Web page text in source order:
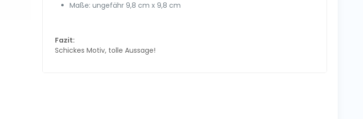
Maße: ungefähr 9,8 cm x 9,8 cm
Fazit:
Schickes Motiv, tolle Aussage!